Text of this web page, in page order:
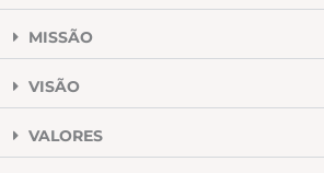
MISSÃO
VISÃO
VALORES